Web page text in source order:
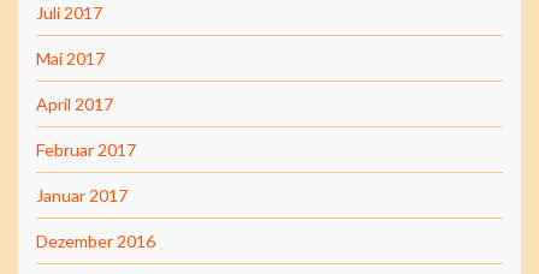
Juli 2017
Mai 2017
April 2017
Februar 2017
Januar 2017
Dezember 2016